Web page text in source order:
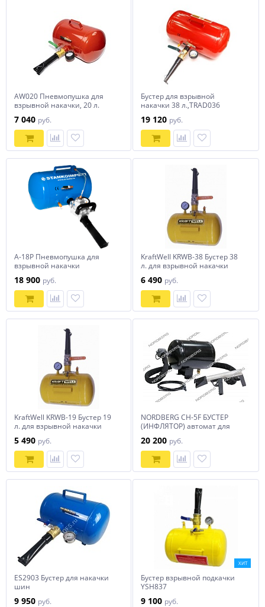
AW020 Пневмопушка для
взрывной накачки, 20 л.
7 040 руб.
Бустер для взрывной
накачки 38 л.,TRAD036
19 120 руб.
A-18P Пневмопушка для
взрывной накачки
18 900 руб.
KraftWell KRWB-38 Бустер 38
л. для взрывной накачки
6 490 руб.
KraftWell KRWB-19 Бустер 19
л. для взрывной накачки
5 490 руб.
NORDBERG CH-5F БУСТЕР
(ИНФЛЯТОР) автомат для
пистолетом
20 200 руб.
ES2903 Бустер для накачки
шин
9 950 руб.
ХИТ
Бустер взрывной подкачки
YSH837
9 100 руб.